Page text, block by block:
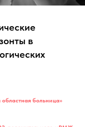
в
больница»